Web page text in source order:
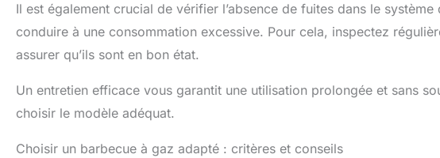
Il est également crucial de vérifier l’absence de fuites dans le
conduire à une consommation excessive. Pour cela, inspectez
assurer qu’ils sont en bon état.
Un entretien efficace vous garantit une utilisation prolongée et sans
choisir le modèle adéquat.
Choisir un barbecue à gaz adapté : critères et conseils